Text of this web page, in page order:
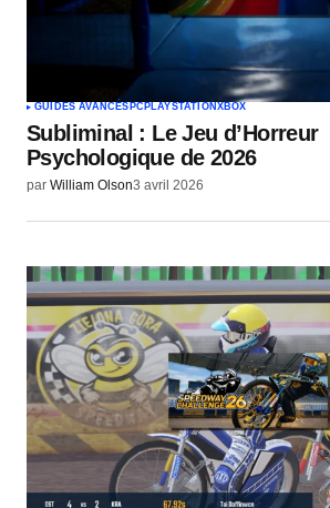
GUIDES AVANCÉS PC PLAYSTATION XBOX
Subliminal : Le Jeu d’Horreur
Psychologique de 2026
par William Olson3 avril 2026